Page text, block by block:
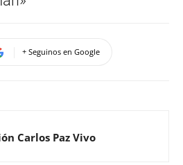
+ Seguinos en Google
Carlos Paz Vivo